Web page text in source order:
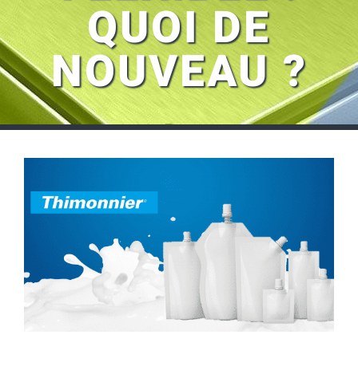
QUOI DE
NOUVEAU ?
agrandie